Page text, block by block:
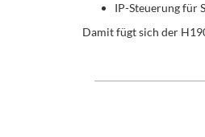
IP-Steuerung für
Damit fügt sich der